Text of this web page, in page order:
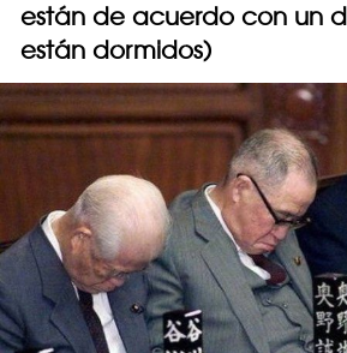
están de acuerdo con un
están dormidos)